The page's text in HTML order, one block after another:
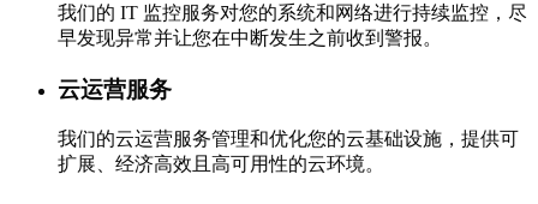
我们的 IT 监控服务对您的系统和网络进行持续监控，尽
早发现异常并让您在中断发生之前收到警报。
云运营服务
我们的云运营服务管理和优化您的云基础设施，提供可
扩展、经济高效且高可用性的云环境。